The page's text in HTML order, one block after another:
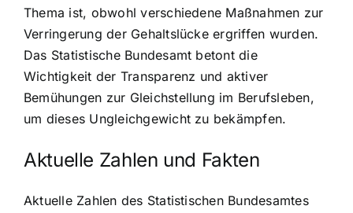
Thema ist, obwohl verschiedene Maßnahmen zur
Verringerung der Gehaltslücke ergriffen wurden.
Das Statistische Bundesamt betont die
Wichtigkeit der Transparenz und aktiver
Bemühungen zur Gleichstellung im Berufsleben,
um dieses Ungleichgewicht zu bekämpfen.
Aktuelle Zahlen und Fakten
Aktuelle Zahlen des Statistischen Bundesamtes